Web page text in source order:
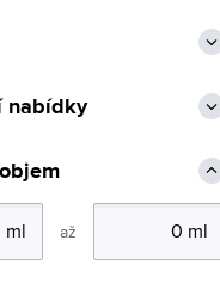
(8)
Titanium (442)
(9)
(1)
nabídky
až